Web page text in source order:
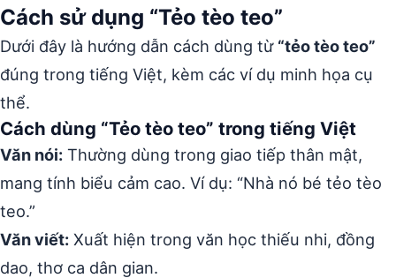
Cách sử dụng “Tẻo tèo teo”
Dưới đây là hướng dẫn cách dùng từ “tẻo tèo teo”
đúng trong tiếng Việt, kèm các ví dụ minh họa cụ
thể.
Cách dùng “Tẻo tèo teo” trong tiếng Việt
Văn nói: Thường dùng trong giao tiếp thân mật,
mang tính biểu cảm cao. Ví dụ: “Nhà nó bé tẻo tèo
teo.”
Văn viết: Xuất hiện trong văn học thiếu nhi, đồng
dao, thơ ca dân gian.